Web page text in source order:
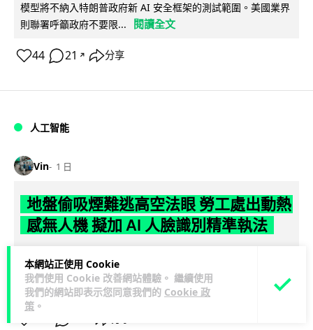
本網站正使用 Cookie
我們使用 Cookie 改善網站體驗。 繼續使用
我們的網站即表示您同意我們的 Cookie 政
策 。
模型將不納入特朗普政府新 AI 安全框架的測試範圍。美國業界
則聯署呼籲政府不要限...
閱讀全文
44 21 ↗ 分享
人工智能
Vin 1 日
地盤偷吸煙難逃高空法眼 勞工處出動熱
感無人機 擬加 AI 人臉識別精準執法
地盤違例吸煙，並正研究於未來一年內引入 AI 人臉識別與行為
分析功能，結合三大技術進一...
閱讀全文